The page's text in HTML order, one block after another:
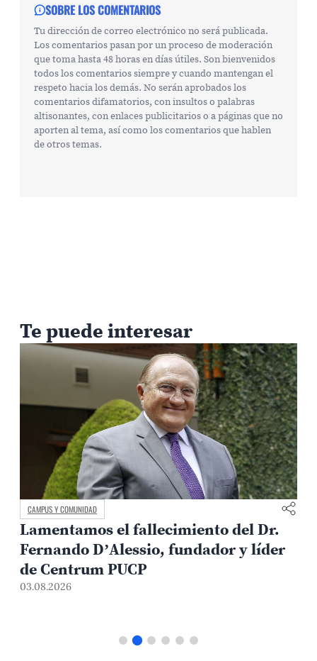
SOBRE LOS COMENTARIOS
Tu dirección de correo electrónico no será publicada.
Los comentarios pasan por un proceso de moderación
que toma hasta 48 horas en días útiles. Son bienvenidos
todos los comentarios siempre y cuando mantengan el
respeto hacia los demás. No serán aprobados los
comentarios difamatorios, con insultos o palabras
altisonantes, con enlaces publicitarios o a páginas que no
aporten al tema, así como los comentarios que hablen
de otros temas.
Te puede interesar
CAMPUS Y COMUNIDAD
Lamentamos el fallecimiento del Dr.
Fernando D’Alessio, fundador y líder
de Centrum PUCP
03.08.2026